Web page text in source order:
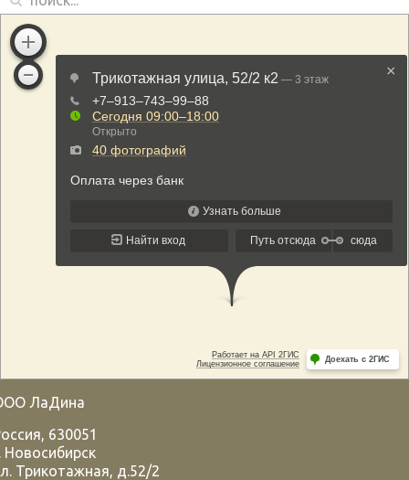
ЛаДина
, 630051
Новосибирск
Трикотажная, д.52/2